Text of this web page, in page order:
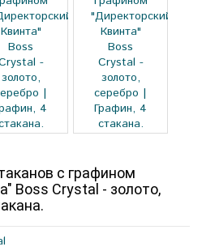
с графином
Boss Crystal - золото,